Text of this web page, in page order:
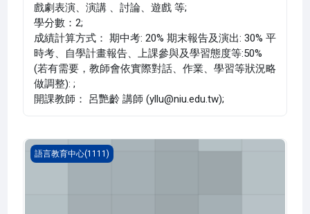
戲劇表演、演講 、討論、遊戲 等;
學分數：2;
成績計算方式： 期中考: 20% 期末報告及演出: 30% 平
時考、自學計畫報告、上課參與及學習態度等:50%
(若有需要，教師會依實際對話、作業、學習等狀況略
做調整): ;
開課教師： 呂艷齡 講師 (yllu@niu.edu.tw);
英語聽講(1111_G5LC000051K)
語言教育中心(1111)